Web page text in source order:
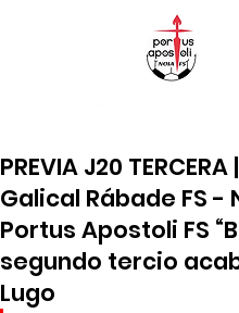
PREVIA J20 TERCERA
Galical Rábade FS -
Portus Apostoli FS
segundo tercio
Lugo